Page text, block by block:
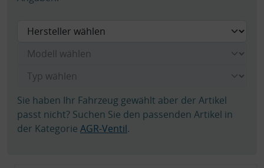
Sie haben Ihr Fahrzeug gewählt aber der Artikel
passt nicht? Suchen Sie den passenden Artikel in
der Kategorie AGR-Ventil.